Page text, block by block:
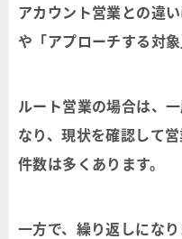
アカウント営業との違
や「アプローチする対象
ルート営業の場合は、
なり、現状を確認して
件数は多くあります。
一方で、繰り返しにな